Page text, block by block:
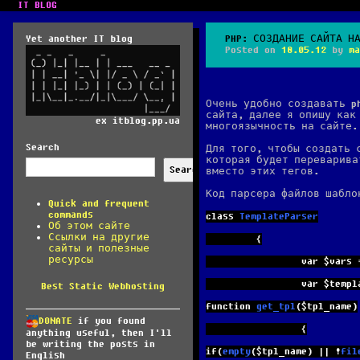
IT BLOG
Yet another IT blog
ex itblog.pp.ua
Search
Search
Quick and frequent
commands
Об этом сайте
Ссылки на другие
сайты и полезные
ресурсы
Best Static Webhosting
DONATE if you found
anything useful, then I'll
be writing the posts in
English
PHP: СОЗДАНИЕ САЙТА
Posted on 18.05.12 by
Очень удобно создавать
сайта, далее я опишу
многоязычность на сайте.
Для того, чтобы создать
которая будет
вместо этих тегов.
Код парсера файлов
class TemplateParser
         {
                 var
$vars
                 var
function get_tpl ($tpl_name)
                 {
if(empty($tpl_name) || !